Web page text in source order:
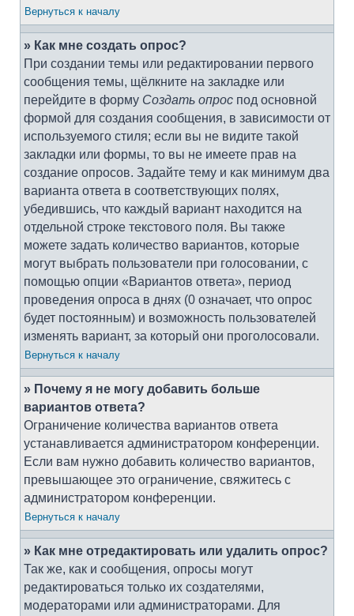
Вернуться к началу
» Как мне создать опрос?
При создании темы или редактировании первого
сообщения темы, щёлкните на закладке или
перейдите в форму Создать опрос под основной
формой для создания сообщения, в зависимости от
используемого стиля; если вы не видите такой
закладки или формы, то вы не имеете прав на
создание опросов. Задайте тему и как минимум два
варианта ответа в соответствующих полях,
убедившись, что каждый вариант находится на
отдельной строке текстового поля. Вы также
можете задать количество вариантов, которые
могут выбрать пользователи при голосовании, с
помощью опции «Вариантов ответа», период
проведения опроса в днях (0 означает, что опрос
будет постоянным) и возможность пользователей
изменять вариант, за который они проголосовали.
Вернуться к началу
» Почему я не могу добавить больше
вариантов ответа?
Ограничение количества вариантов ответа
устанавливается администратором конференции.
Если вам нужно добавить количество вариантов,
превышающее это ограничение, свяжитесь с
администратором конференции.
Вернуться к началу
» Как мне отредактировать или удалить опрос?
Так же, как и сообщения, опросы могут
редактироваться только их создателями,
модераторами или администраторами. Для